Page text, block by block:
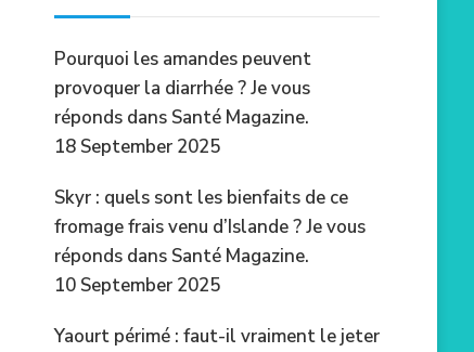
Pourquoi les amandes peuvent
provoquer la diarrhée ? Je vous
réponds dans Santé Magazine.
18 September 2025
Skyr : quels sont les bienfaits de ce
fromage frais venu d’Islande ? Je vous
réponds dans Santé Magazine.
10 September 2025
Yaourt périmé : faut-il vraiment le jeter